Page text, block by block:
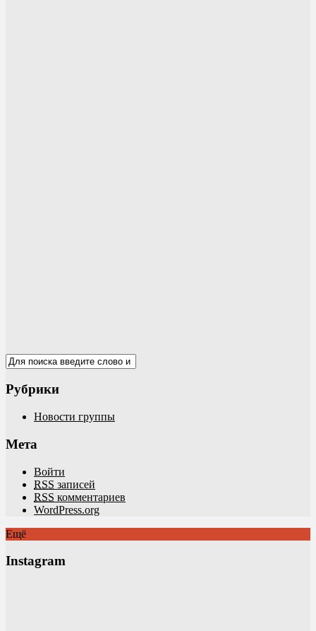
Рубрики
Новости группы
Мета
Войти
RSS записей
RSS комментариев
WordPress.org
Ещё
Instagram